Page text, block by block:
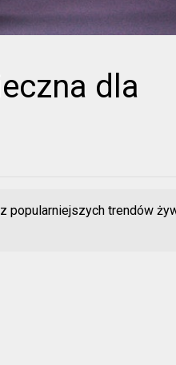
dla
popularniejszych trendów